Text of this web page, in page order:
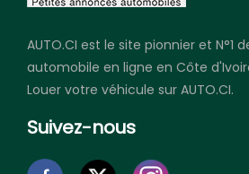
AUTO.CI est le site pionnier et N°1
automobile en ligne en Côte
Louer votre véhicule sur AUTO.CI.
Suivez-nous